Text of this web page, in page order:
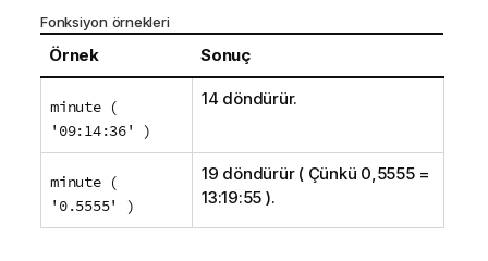
Fonksiyon örnekleri
Örnek Sonuç
minute (
'09:14:36' )
14 döndürür.
minute (
'0.5555' )
19 döndürür ( Çünkü 0,5555 =
13:19:55 ).